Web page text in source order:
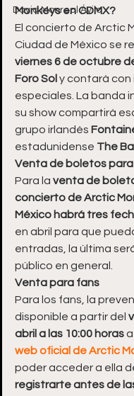
David Monreal Ávila
Monkeys en CDMX?
El concierto de Arctic
Ciudad de México se
viernes 6 de octubre
Foro Sol y contará con
especiales. La banda
su show compartirá
grupo irlandés
estadunidense The
Venta de boletos
Para la venta de
concierto de Arctic
México habrá tres
en abril para que
entradas, la última
público en general.
Venta para fans
Para los fans, la
disponible a partir del
abril a las 10:00 horas
web oficial de Arctic
poder acceder a ella
registrarte antes de